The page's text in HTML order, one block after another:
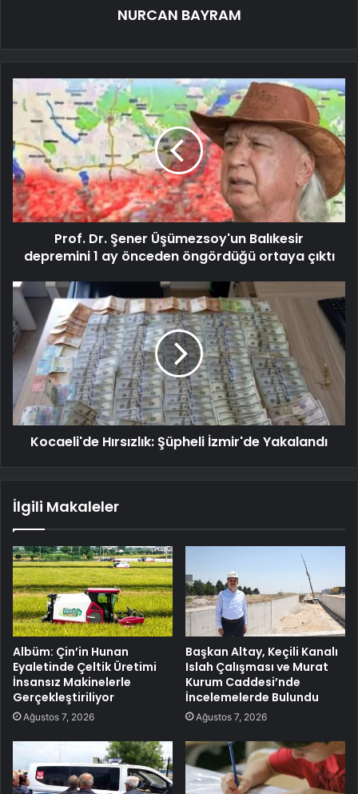
NURCAN BAYRAM
Prof. Dr. Şener Üşümezsoy'un Balıkesir
depremini 1 ay önceden öngördüğü ortaya çıktı
Kocaeli'de Hırsızlık: Şüpheli İzmir'de Yakalandı
İlgili Makaleler
Albüm: Çin’in Hunan
Eyaletinde Çeltik Üretimi
İnsansız Makinelerle
Gerçekleştiriliyor
Ağustos 7, 2026
Başkan Altay, Keçili Kanalı
Islah Çalışması ve Murat
Kurum Caddesi’nde
İncelemelerde Bulundu
Ağustos 7, 2026